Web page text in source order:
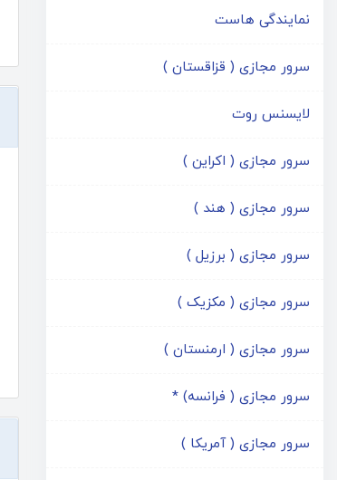
نمایندگی هاست
سرور مجازی ( قزاقستان )
لایسنس روت
سرور مجازی ( اکراین )
سرور مجازی ( هند )
سرور مجازی ( برزیل )
سرور مجازی ( مکزیک )
سرور مجازی ( ارمنستان )
سرور مجازی ( فرانسه) *
سرور مجازی ( آمریکا )